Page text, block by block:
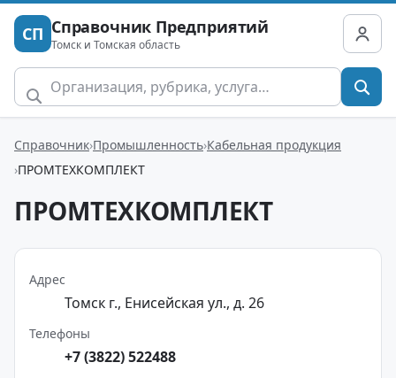
СП Справочник Предприятий
Томск и Томская область
Справочник Промышленность Кабельная продукция
ПРОМТЕХКОМПЛЕКТ
ПРОМТЕХКОМПЛЕКТ
Адрес
Томск г., Енисейская ул., д. 26
Телефоны
+7 (3822) 522488